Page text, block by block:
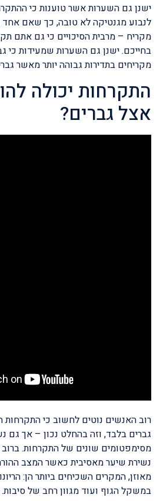
ישנן גם השערות אשר טוענות כי
לנבוע מגנטיקה לא טובה, כך שאם
מקריח – מרבית הסיכויים כי גם אתם
בחייכם. ישנן גם השערות שמעידות כי
מקריחים בתדירות גבוהה יותר מאשר
התקרחות יכולה
אצל גברים?
רוב האנשים נוטים לחשוב כי התקרחות
גברים בלבד, וזה בהחלט נכון – אך גם
מסימפטומים שונים של התקרחות. ברוב
נשירת שיער מאסיבית כאשר המצב
מאוזן, המקרים השכיחים ביותר הן:
במשקל הגוף ועוד מגוון רחב של